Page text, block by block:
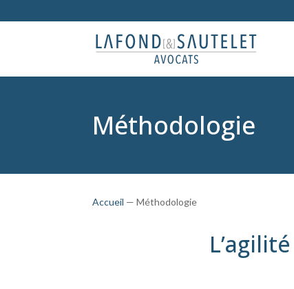
Méthodologie
Accueil —Méthodologie